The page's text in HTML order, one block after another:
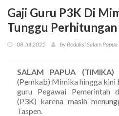
Gaji Guru P3K Di
Tunggu Perhitungan
08 Jul 2025 by Redaksi Salam Papua
SALAM PAPUA (TIMIKA)
(Pemkab) Mimika hingga kini
guru Pegawai Pemerintah
(P3K) karena masih
Taspen.